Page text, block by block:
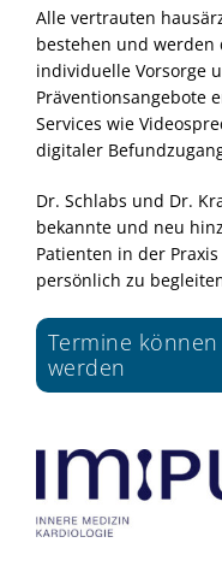
Alle vertrauten
bestehen und werden
individuelle Vorsorge
Präventionsangebote
Services wie
digitaler
Dr. Schlabs und Dr.
bekannte und neu
Patienten in der
persönlich zu
Termine
werden